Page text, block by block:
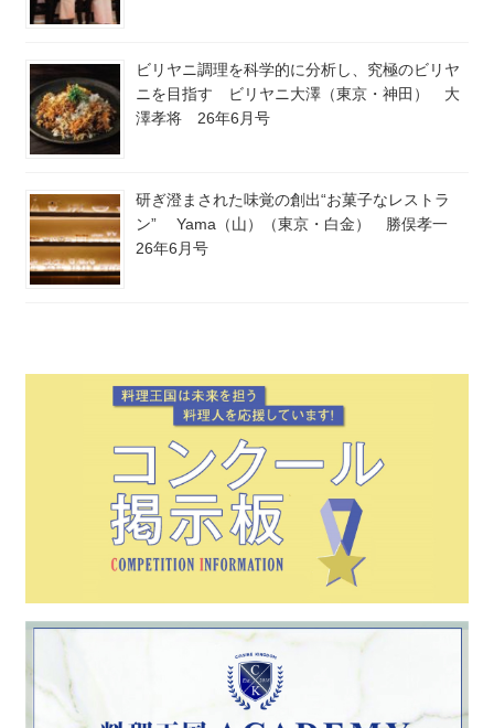
ビリヤニ調理を科学的に分析し、究極のビリヤ
ニを目指す ビリヤニ大澤（東京・神田） 大
澤孝将 26年6月号
研ぎ澄まされた味覚の創出“お菓子なレストラ
ン” Yama（山）（東京・白金） 勝俣孝一
26年6月号